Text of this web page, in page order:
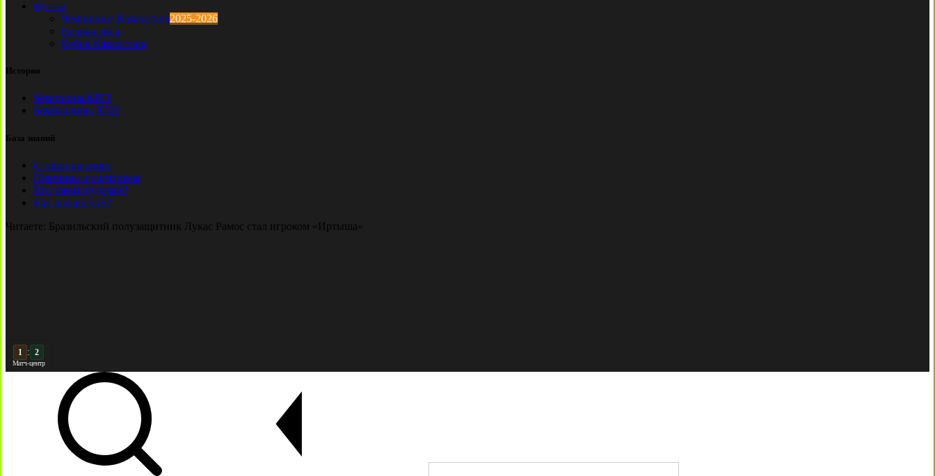
Футзал
Чемпионат Казахстана2025-2026
Первая лига
Кубок Казахстана
История
Чемпионы КПЛ
Бомбардиры КПЛ
База знаний
Ставки на спорт
Причины и симптомы
Кто такой лудоман?
Как избавиться?
Читаете: Бразильский полузащитник Лукас Рамос стал игроком «Иртыша»
2 : 2
Матч-центр